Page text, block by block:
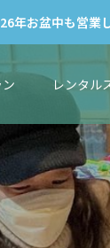
年お盆中も営業
レンタル